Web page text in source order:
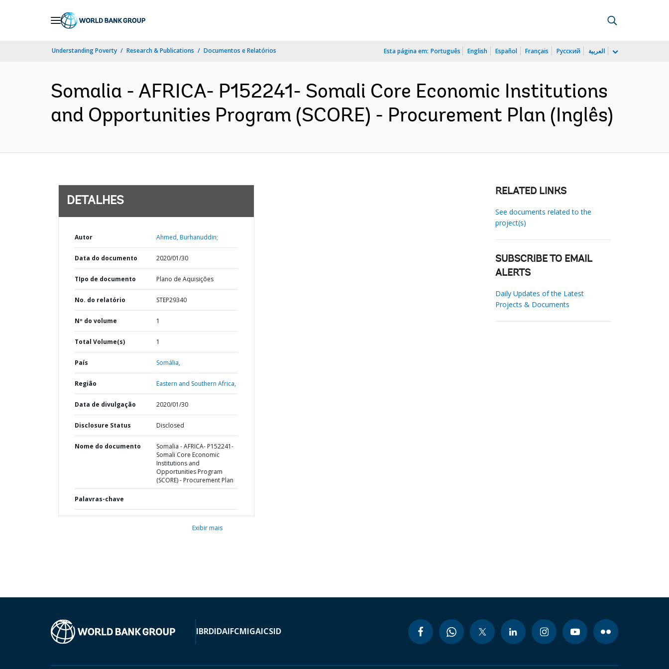
Understanding Poverty Research & Publications Documentos e Relatórios Esta página em: Português English Español Français Русский العربية
Somalia - AFRICA- P152241- Somali Core Economic Institutions
and Opportunities Program (SCORE) - Procurement Plan (Inglês)
DETALHES
Autor Ahmed, Burhanuddin;
Data do documento 2020/01/30
TIpo de documento Plano de Aquisições
No. do relatório STEP29340
Nº do volume 1
Total Volume(s) 1
País Somália,
Região Eastern and Southern Africa,
Data de divulgação 2020/01/30
Disclosure Status Disclosed
Nome do documento
Somalia - AFRICA- P152241-
Somali Core Economic
Institutions and
Opportunities Program
(SCORE) - Procurement Plan
Palavras-chave
Exibir mais
RELATED LINKS
See documents related to the
project(s)
SUBSCRIBE TO EMAIL
ALERTS
Daily Updates of the Latest
Projects & Documents
IBRDIDAIFCMIGAICSID